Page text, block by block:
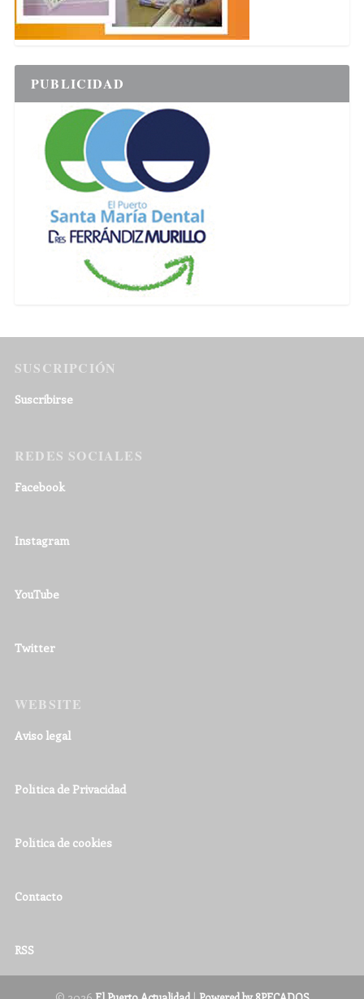
PUBLICIDAD
SUSCRIPCIÓN
Suscribirse
REDES SOCIALES
Facebook
Instagram
YouTube
Twitter
WEBSITE
Aviso legal
Política de Privacidad
Política de cookies
Contacto
RSS